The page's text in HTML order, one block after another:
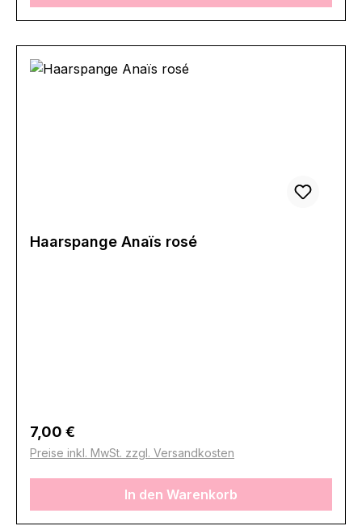
Haarspange Anaïs rosé
Regulärer Preis:
7,00 €
Preise inkl. MwSt. zzgl. Versandkosten
In den Warenkorb